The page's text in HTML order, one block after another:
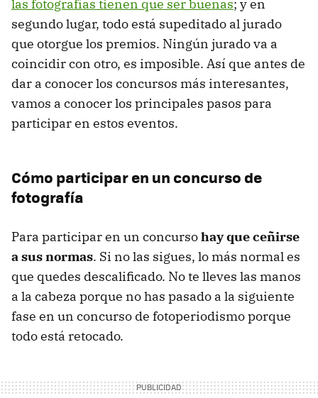
las fotografías tienen que ser buenas; y en
segundo lugar, todo está supeditado al jurado
que otorgue los premios. Ningún jurado va a
coincidir con otro, es imposible. Así que antes de
dar a conocer los concursos más interesantes,
vamos a conocer los principales pasos para
participar en estos eventos.
Cómo participar en un concurso de
fotografía
Para participar en un concursohay que ceñirse
a sus normas. Si no las sigues, lo más normal es
que quedes descalificado. No te lleves las manos
a la cabeza porque no has pasado a la siguiente
fase en un concurso de fotoperiodismo porque
todo está retocado.